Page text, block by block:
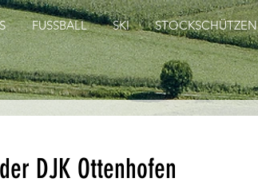
FUSSBALL SKI STOCKSCHÜTZEN
DJK Ottenhofen